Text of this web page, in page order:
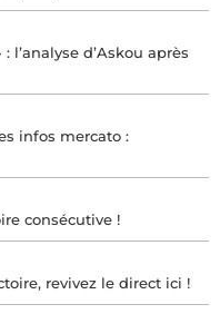
l’analyse d’Askou après
infos mercato :
consécutive !
revivez le direct ici !